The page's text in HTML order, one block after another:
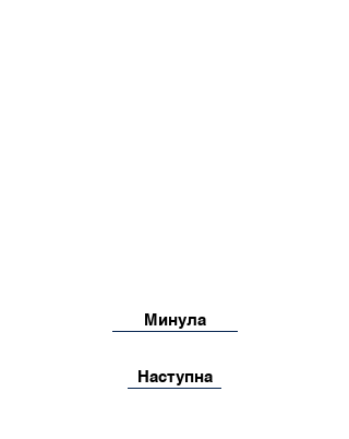
Минула
Наступна